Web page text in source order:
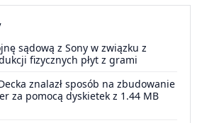
sądową z Sony w związku z
fizycznych płyt z grami
znalazł sposób na zbudowanie
za pomocą dyskietek z 1.44 MB